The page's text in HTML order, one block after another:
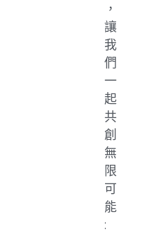
，
讓
我
們
一
起
共
創
無
限
可
能
: